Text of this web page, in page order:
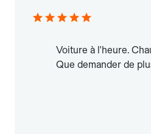
Voiture à l'heure.
Que demander de